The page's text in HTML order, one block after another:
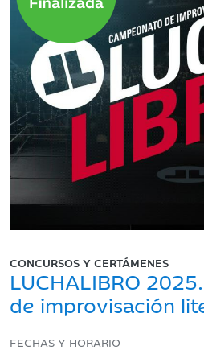
CONCURSOS Y CERTÁMENES
LUCHALIBRO
de improvisación
FECHAS Y HORARIO